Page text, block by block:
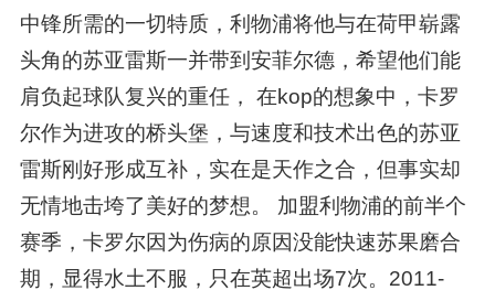
中锋所需的一切特质，利物浦将他与在荷甲崭露
头角的苏亚雷斯一并带到安菲尔德，希望他们能
肩负起球队复兴的重任， 在kop的想象中，卡罗
尔作为进攻的桥头堡，与速度和技术出色的苏亚
雷斯刚好形成互补，实在是天作之合，但事实却
无情地击垮了美好的梦想。 加盟利物浦的前半个
赛季，卡罗尔因为伤病的原因没能快速苏果磨合
期，显得水土不服，只在英超出场7次。2011-